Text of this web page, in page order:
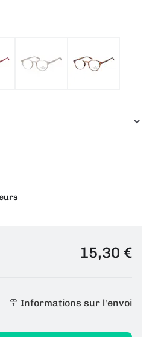
15,30 €
Informations sur l'envoi